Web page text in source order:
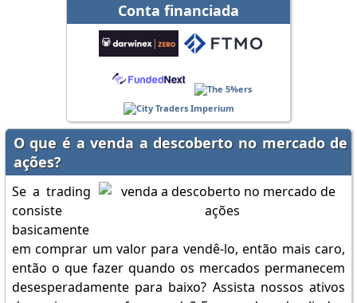
Conta financiada
O que é a venda a descoberto no mercado de
ações?
Se a trading
consiste
basicamente
em comprar um valor para vendê-lo, então mais caro,
então o que fazer quando os mercados permanecem
desesperadamente para baixo? Assista nossos ativos